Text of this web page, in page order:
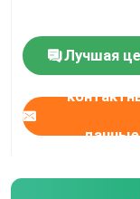
Лучшая
данные